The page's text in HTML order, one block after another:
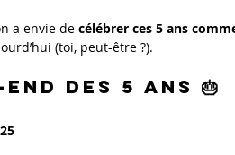
a envie de célébrer ces 5 ans
(toi, peut-être ?).
END DES 5 ANS 🎂